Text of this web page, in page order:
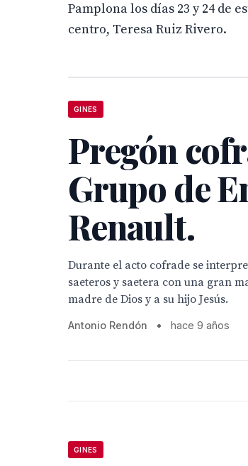
Pamplona los días 23 y 24 de
centro, Teresa Ruiz Rivero.
GINES
Pregón
Grupo de
Renault.
Durante el acto cofrade se
saeteros y saetera con una gran
madre de Dios y a su hijo Jesús.
Antonio Rendón • hace 9 años
GINES